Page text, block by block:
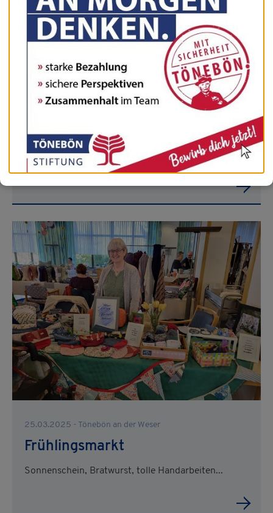
26.03.2025 - Tönebön an der Weser
Schuhverkauf Müller Schuhe
Mobiler Schuhverkauf im Speisesaal...
25.03.2025 - Tönebön an der Weser
Frühlingsmarkt
Sonnenschein, Bratwurst, tolle Handarbeiten...